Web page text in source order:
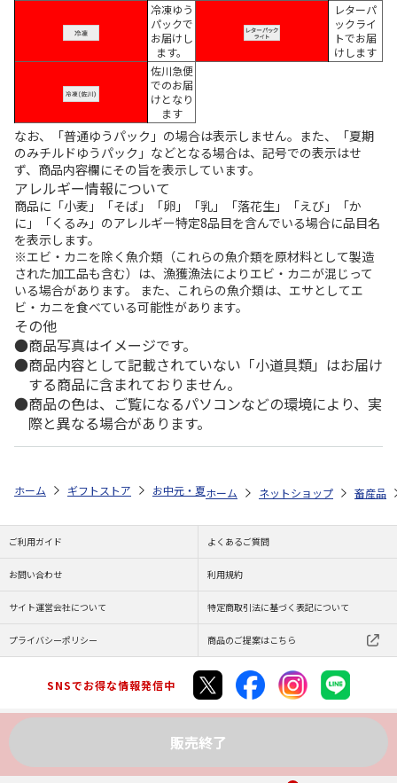
冷凍ゆう
パックで
お届けし
ます。
レターパ
ックライ
トでお届
けします
佐川急便
でのお届
けとなり
ます
なお、「普通ゆうパック」の場合は表示しません。また、「夏期
のみチルドゆうパック」などとなる場合は、記号での表示はせ
ず、商品内容欄にその旨を表示しています。
アレルギー情報について
商品に「小麦」「そば」「卵」「乳」「落花生」「えび」「か
に」「くるみ」のアレルギー特定8品目を含んでいる場合に品目名
を表示します。
※エビ・カニを除く魚介類（これらの魚介類を原材料として製造
された加工品も含む）は、漁獲漁法によりエビ・カニが混じって
いる場合があります。 また、これらの魚介類は、エサとしてエ
ビ・カニを食べている可能性があります。
その他
商品写真はイメージです。
商品内容として記載されていない「小道具類」はお届け
する商品に含まれておりません。
商品の色は、ご覧になるパソコンなどの環境により、実
際と異なる場合があります。
販売終了
ホーム ギフトストア お中元・夏ギフト特集 2026 ゆうゆうギフト
ホーム ネットショップ 畜産品
ご利用ガイド よくあるご質問
お問い合わせ 利用規約
サイト運営会社について 特定商取引法に基づく表記について
プライバシーポリシー 商品のご提案はこちら
SNSでお得な情報発信中